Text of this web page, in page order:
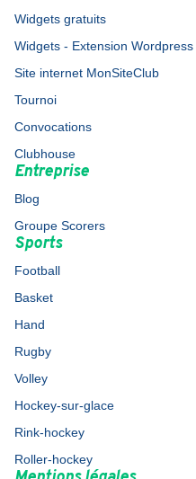
Widgets gratuits
Widgets - Extension Wordpress
Site internet MonSiteClub
Tournoi
Convocations
Clubhouse
Entreprise
Blog
Groupe Scorers
Sports
Football
Basket
Hand
Rugby
Volley
Hockey-sur-glace
Rink-hockey
Roller-hockey